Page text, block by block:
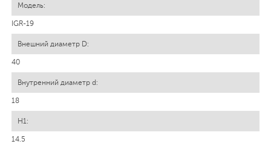
IGR-19
40
18
14.5